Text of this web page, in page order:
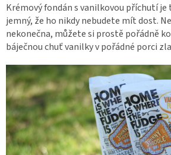
Krémový fondán s vanilkovou příchutí je
jemný, že ho nikdy nebudete mít dost.
nekonečna, můžete si prostě pořádně
báječnou chuť vanilky v pořádné porci